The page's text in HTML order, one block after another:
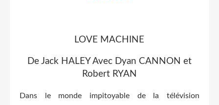
LOVE MACHINE
De Jack HALEY Avec Dyan CANNON et
Robert RYAN
Dans le monde impitoyable de la télévision